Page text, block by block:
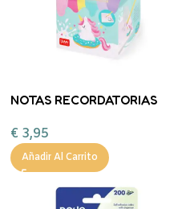
NOTAS RECORDATORIAS
UNICORNIO- legami
€ 3,95
Añadir Al Carrito